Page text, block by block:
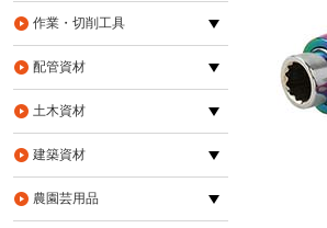
作業・切削工具
配管資材
土木資材
建築資材
農園芸用品